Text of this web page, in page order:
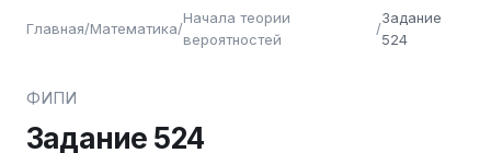
Главная/Математика/
Начала теории
вероятностей
/
Задание
524
ФИПИ
Задание 524